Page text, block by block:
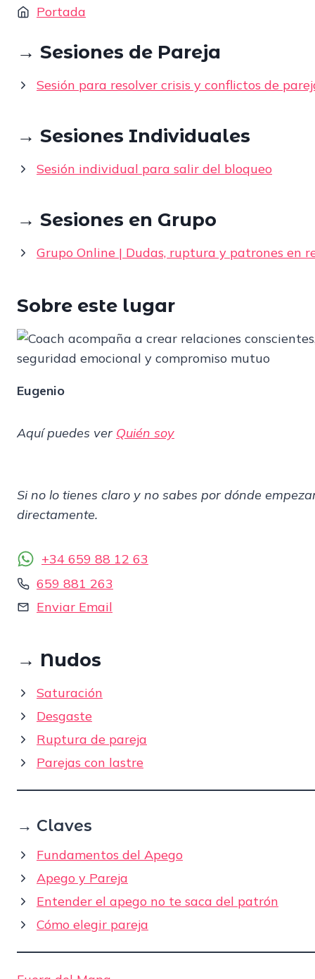
Portada
→ Sesiones de Pareja
Sesión para resolver crisis y conflictos de
→ Sesiones Individuales
Sesión individual para salir del bloqueo
→ Sesiones en Grupo
Grupo Online | Dudas, ruptura y patrones en
Sobre este lugar
Eugenio
Aquí puedes ver Quién soy
Si no lo tienes claro y no sabes por dónde
directamente.
+34 659 88 12 63
659 881 263
Enviar Email
→ Nudos
Saturación
Desgaste
Ruptura de pareja
Parejas con lastre
→ Claves
Fundamentos del Apego
Apego y Pareja
Entender el apego no te saca del patrón
Cómo elegir pareja